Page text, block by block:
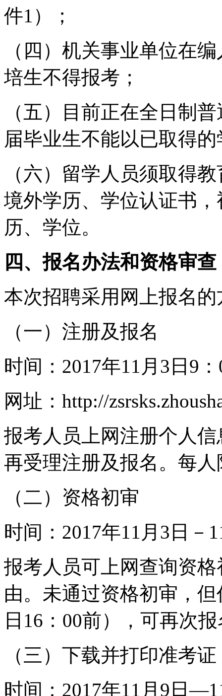
件1 ）；
（四）机关事业单位在
培生不得报考；
（五）目前正在全日制
届毕业生不能以已取得
（六）留学人员须取得
境外学历、学位认证书
历、学位。
四、报名办法和资格审查
本次招聘采用网上报名的
（一）注册及报名
时间： 2017年11 月 3 日 9 ：
网址： http://
报考人员上网注册个人
再受理注册及报名。每
（二）资格初审
时间： 2017年11 月 3 日－
报考人员可上网查询资
由。未通过资格初审，
日 16 ： 00前），可再次
（三）下载并打印准考证
时间： 2017年11 月 9 日